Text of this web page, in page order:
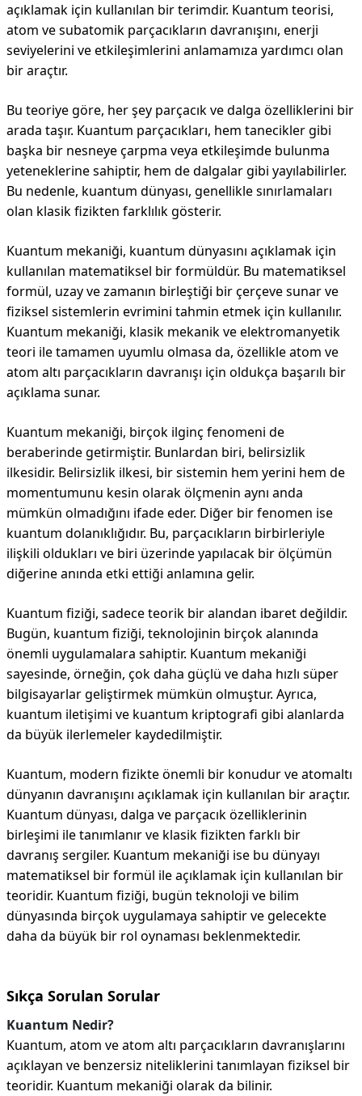
açıklamak için kullanılan bir terimdir. Kuantum teorisi,
atom ve subatomik parçacıkların davranışını, enerji
seviyelerini ve etkileşimlerini anlamamıza yardımcı olan
bir araçtır.
Bu teoriye göre, her şey parçacık ve dalga özelliklerini bir
arada taşır. Kuantum parçacıkları, hem tanecikler gibi
başka bir nesneye çarpma veya etkileşimde bulunma
yeteneklerine sahiptir, hem de dalgalar gibi yayılabilirler.
Bu nedenle, kuantum dünyası, genellikle sınırlamaları
olan klasik fizikten farklılık gösterir.
Kuantum mekaniği, kuantum dünyasını açıklamak için
kullanılan matematiksel bir formüldür. Bu matematiksel
formül, uzay ve zamanın birleştiği bir çerçeve sunar ve
fiziksel sistemlerin evrimini tahmin etmek için kullanılır.
Kuantum mekaniği, klasik mekanik ve elektromanyetik
teori ile tamamen uyumlu olmasa da, özellikle atom ve
atom altı parçacıkların davranışı için oldukça başarılı bir
açıklama sunar.
Kuantum mekaniği, birçok ilginç fenomeni de
beraberinde getirmiştir. Bunlardan biri, belirsizlik
ilkesidir. Belirsizlik ilkesi, bir sistemin hem yerini hem de
momentumunu kesin olarak ölçmenin aynı anda
mümkün olmadığını ifade eder. Diğer bir fenomen ise
kuantum dolanıklığıdır. Bu, parçacıkların birbirleriyle
ilişkili oldukları ve biri üzerinde yapılacak bir ölçümün
diğerine anında etki ettiği anlamına gelir.
Kuantum fiziği, sadece teorik bir alandan ibaret değildir.
Bugün, kuantum fiziği, teknolojinin birçok alanında
önemli uygulamalara sahiptir. Kuantum mekaniği
sayesinde, örneğin, çok daha güçlü ve daha hızlı süper
bilgisayarlar geliştirmek mümkün olmuştur. Ayrıca,
kuantum iletişimi ve kuantum kriptografi gibi alanlarda
da büyük ilerlemeler kaydedilmiştir.
Kuantum, modern fizikte önemli bir konudur ve atomaltı
dünyanın davranışını açıklamak için kullanılan bir araçtır.
Kuantum dünyası, dalga ve parçacık özelliklerinin
birleşimi ile tanımlanır ve klasik fizikten farklı bir
davranış sergiler. Kuantum mekaniği ise bu dünyayı
matematiksel bir formül ile açıklamak için kullanılan bir
teoridir. Kuantum fiziği, bugün teknoloji ve bilim
dünyasında birçok uygulamaya sahiptir ve gelecekte
daha da büyük bir rol oynaması beklenmektedir.
Sıkça Sorulan Sorular
Kuantum Nedir?
Kuantum, atom ve atom altı parçacıkların davranışlarını
açıklayan ve benzersiz niteliklerini tanımlayan fiziksel bir
teoridir. Kuantum mekaniği olarak da bilinir.